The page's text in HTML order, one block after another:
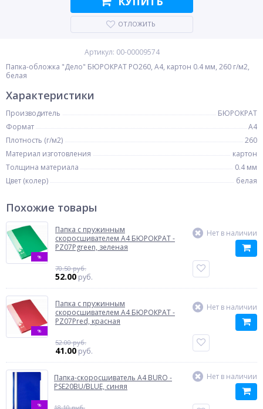
ОТЛОЖИТЬ
Артикул: 00-00009574
Папка-обложка "Дело" БЮРОКРАТ PO260, A4, картон 0.4 мм, 260 г/м2,
белая
Характеристики
Производитель
БЮРОКРАТ
Формат
A4
Плотность (г/м2)
260
Материал изготовления
картон
Толщина материала
0.4 мм
Цвет (колер)
белая
Похожие товары
%
Папка с пружинным
скоросшивателем A4 БЮРОКРАТ -
PZ07Pgreen, зеленая
70.50 руб.
52.00 руб.
Нет в наличии
%
Папка с пружинным
скоросшивателем A4 БЮРОКРАТ -
PZ07Pred, красная
52.00 руб.
41.00 руб.
Нет в наличии
%
Папка-скоросшиватель A4 BURO -
PSE20BU/BLUE, синяя
Нет в наличии